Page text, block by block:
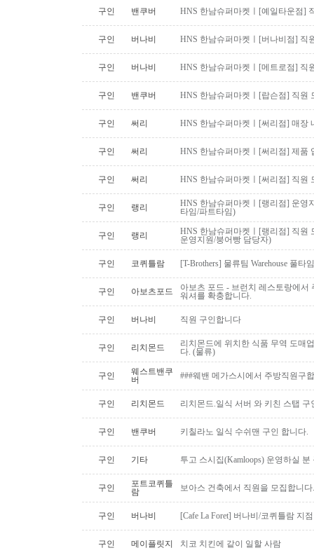
구인 밴쿠버 HNS 한남슈퍼마켓ㅣ[예일타운점]
구인 버나비 HNS 한남슈퍼마켓ㅣ[버나비점] 직
구인 버나비 HNS 한남슈퍼마켓ㅣ[메트로점] 직
구인 밴쿠버 HNS 한남슈퍼마켓ㅣ[랍슨점] 직원
구인 써리 HNS 한남수퍼마켓ㅣ[써리점] 매장
구인 써리 HNS 한남슈퍼마켓ㅣ[써리점] 제품
구인 써리 HNS 한남슈퍼마켓ㅣ[써리점] 직원
구인 랭리
HNS 한남슈퍼마켓ㅣ[랭리점] 운영
타임/파트타임)
구인 랭리
HNS 한남슈퍼마켓ㅣ[랭리점] 직원
운영지원/붕어빵 담당자)
구인 코퀴틀람 [T-Brothers] 물류팀 Warehouse 풀타
구인 아보츠포드
아보츠 포드 - 브런치 레스토랑에서
워셔를 확충합니다.
구인 버나비 직원 구인합니다
구인 리치몬드
리치몬드에 위치한 식품 무역 도매
다. (물류)
구인
웨스트밴쿠
버
###웨밴 메가스시에서 주방직원구
구인 리치몬드 리치몬드.일식 서버 와 키친 스탭 구
구인 밴쿠버 키칠라노 일식 수쉬맨 구인 합니다.
구인 기타 투고 스시집(Kamloops) 운영하실
구인
포트코퀴틀
람
보아스 건축에서 직원을 모집합니다.
구인 버나비 [Cafe La Foret] 버나비/코퀴틀람 지
구인 메이플릿지 치코 치킨에 같이 일할 사람